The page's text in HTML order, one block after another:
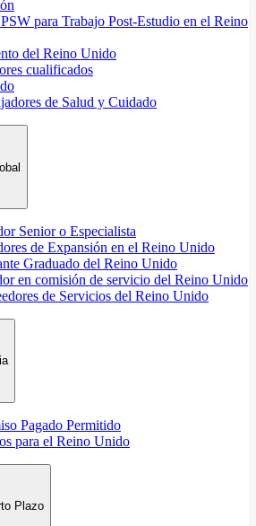
para Trabajo Post-Estudio en el Reino
del Reino Unido
cualificados
de Salud y Cuidado
Senior o Especialista
de Expansión en el Reino Unido
Graduado del Reino Unido
en comisión de servicio del Reino Unido
de Servicios del Reino Unido
Pagado Permitido
para el Reino Unido
Plazo